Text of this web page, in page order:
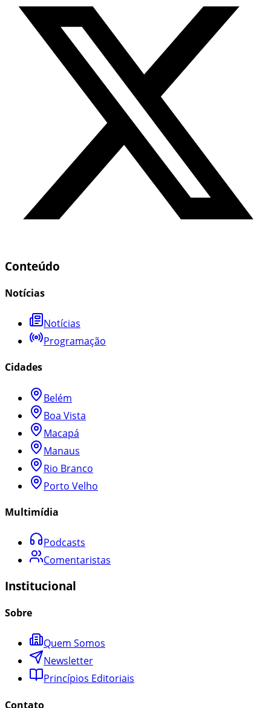
Conteúdo
Notícias
Notícias
Programação
Cidades
Belém
Boa Vista
Macapá
Manaus
Rio Branco
Porto Velho
Multimídia
Podcasts
Comentaristas
Institucional
Sobre
Quem Somos
Newsletter
Princípios Editoriais
Contato